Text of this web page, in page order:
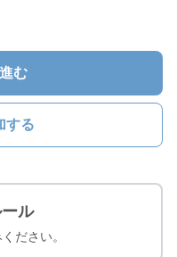
む
する
ル
ださい。